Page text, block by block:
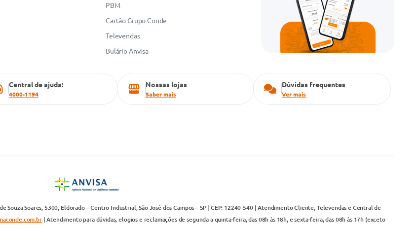
PBM
Cartão Grupo Conde
Televendas
Bulário Anvisa
Central de ajuda:
4000-1194
Nossas lojas
Saber mais
Dúvidas frequentes
Ver mais
Souza Soares, 5300, Eldorado – Centro Industrial, São José dos Campos – SP | CEP: 12240-540 | Atendimento Cliente, Televendas e Central de
| Atendimento para dúvidas, elogios e reclamações de segunda a quinta-feira, das 08h às 18h, e sexta-feira, das 08h às 17h (exceto